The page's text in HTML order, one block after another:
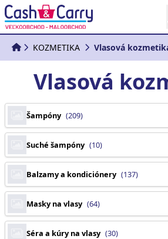
KOZMETIKA Vlasová
Vlasová
Šampóny (209)
Suché šampóny (10)
Balzamy a kondiciónery (137)
Masky na vlasy (64)
Séra a kúry na vlasy (30)